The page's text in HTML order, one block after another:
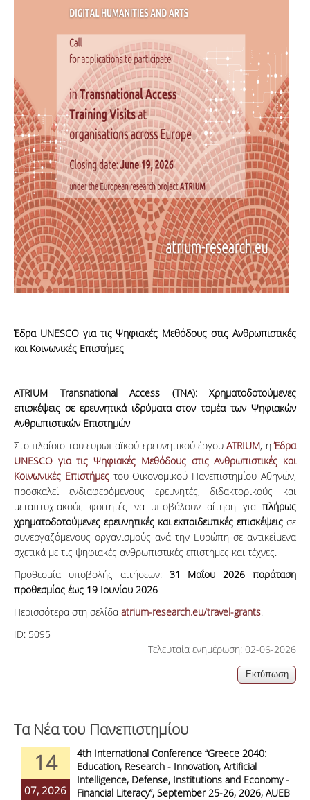
Έδρα UNESCO για τις Ψηφιακές Μεθόδους στις Ανθρωπιστικές
και Κοινωνικές Επιστήμες
ATRIUM Transnational Access (TNA): Χρηματοδοτούμενες
επισκέψεις σε ερευνητικά ιδρύματα στον τομέα των Ψηφιακών
Ανθρωπιστικών Επιστημών
Στο πλαίσιο του ευρωπαϊκού ερευνητικού έργουATRIUM, ηΈδρα
UNESCO για τις Ψηφιακές Μεθόδους στις Ανθρωπιστικές και
Κοινωνικές Επιστήμεςτου Οικονομικού Πανεπιστημίου Αθηνών,
προσκαλεί ενδιαφερόμενους ερευνητές, διδακτορικούς και
μεταπτυχιακούς φοιτητές να υποβάλουν αίτηση για πλήρως
χρηματοδοτούμενες ερευνητικές και εκπαιδευτικές επισκέψεις σε
συνεργαζόμενους οργανισμούς ανά την Ευρώπη σε αντικείμενα
σχετικά με τις ψηφιακές ανθρωπιστικές επιστήμες και τέχνες.
Προθεσμία υποβολής αιτήσεων:31 Μαΐου 2026παράταση
προθεσμίας έως 19 Ιουνίου 2026
Περισσότερα στη σελίδα atrium-research.eu/travel-grants.
ID: 5095
Τελευταία ενημέρωση: 02-06-2026
Τα Νέα του Πανεπιστημίου
14
07, 2026
4th International Conference “Greece 2040:
Education, Research - Innovation, Artificial
Intelligence, Defense, Institutions and Economy -
Financial Literacy”, September 25-26, 2026, AUEB